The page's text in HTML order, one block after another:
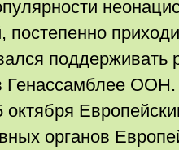
постепенно
поддерживать
Генассамблее ООН.
октября
органов